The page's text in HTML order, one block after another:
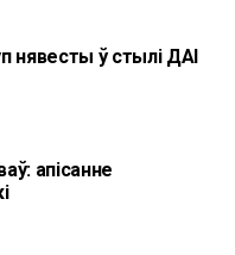
нявесты ў стылі ДАІ
апісанне